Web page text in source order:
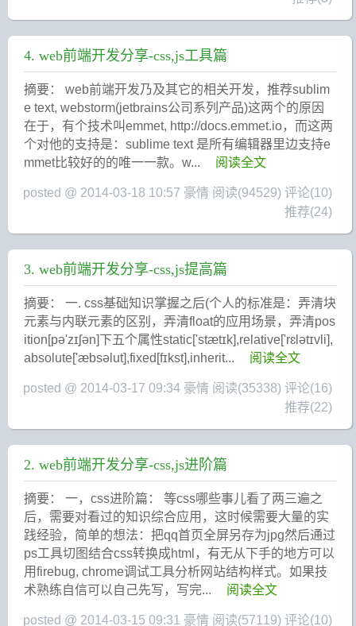
4. web前端开发分享-css,js工具篇
摘要： web前端开发乃及其它的相关开发，推荐sublim
e text, webstorm(jetbrains公司系列产品)这两个的原因
在于，有个技术叫emmet, http://docs.emmet.io，而这两
个对他的支持是：sublime text 是所有编辑器里边支持e
mmet比较好的的唯一一款。w...
阅读全文
posted @ 2014-03-18 10:57 豪情 阅读(94529) 评论(10)
推荐(24)
3. web前端开发分享-css,js提高篇
摘要： 一. css基础知识掌握之后(个人的标准是：弄清块
元素与内联元素的区别，弄清float的应用场景，弄清pos
ition[pə'zɪʃən]下五个属性static['stætɪk],relative['rɛlətɪvli],
absolute['æbsəlut],fixed[fɪkst],inherit...
阅读全文
posted @ 2014-03-17 09:34 豪情 阅读(35338) 评论(16)
推荐(22)
2. web前端开发分享-css,js进阶篇
摘要： 一，css进阶篇： 等css哪些事儿看了两三遍之
后，需要对看过的知识综合应用，这时候需要大量的实
践经验，简单的想法：把qq首页全屏另存为jpg然后通过
ps工具切图结合css转换成html，有无从下手的地方可以
用firebug, chrome调试工具分析网站结构样式。如果技
术熟练自信可以自己先写，写完...
阅读全文
posted @ 2014-03-15 09:31 豪情 阅读(57119) 评论(10)